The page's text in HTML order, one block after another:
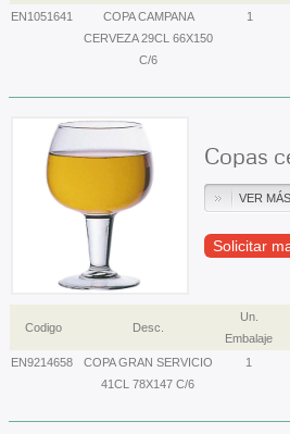
EN1051641
COPA CAMPANA
CERVEZA 29CL 66X150
C/6
1
Copas
VER
Solicitar
Codigo Desc.
Un.
Embalaje
EN9214658
COPA GRAN SERVICIO
41CL 78X147 C/6
1